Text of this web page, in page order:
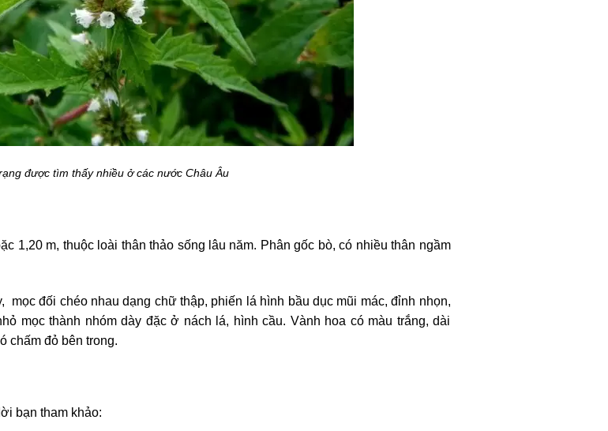
được tìm thấy nhiều ở các nước Châu Âu
1,20 m, thuộc loài thân thảo sống lâu năm. Phân gốc bò, có nhiều thân ngầm
mọc đối chéo nhau dạng chữ thập, phiến lá hình bầu dục mũi mác, đỉnh nhọn,
mọc thành nhóm dày đặc ở nách lá, hình cầu. Vành hoa có màu trắng, dài
chấm đỏ bên trong.
bạn tham khảo: